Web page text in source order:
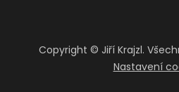
Copyright © Jiří Krajzl.
Nastavení